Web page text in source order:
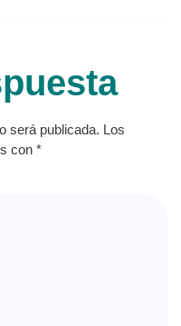
será publicada. Los
con *